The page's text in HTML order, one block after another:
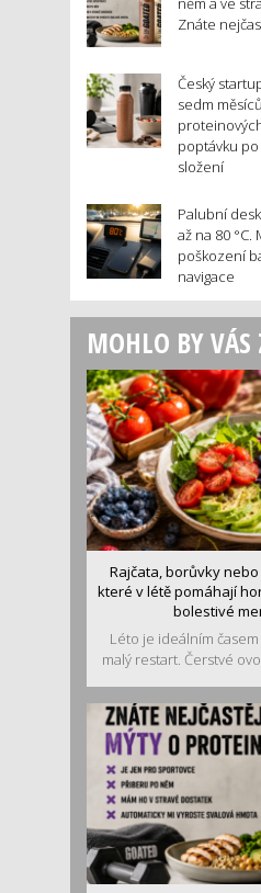
Znáte
Český
sedm
poptávku
složení
Palubní
až na 80
poškození
navigace
MOHLO BY
Rajčata, borůvky
které v létě pomáhají
bolestivé
Léto je ideálním
malý restart. Čerstvé